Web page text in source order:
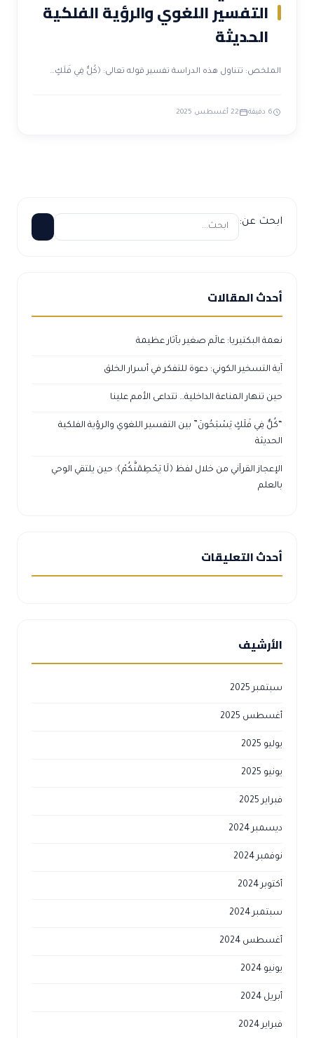
التفسير اللغوي والرؤية الفلكية
الحديثة
الملخص: تتناول هذه الدراسة تفسير قوله تعالى: ﴿كُلٌّ فِي فَلَكٍ…
6 دقيقة 22 أغسطس 2025
ابحث عن:
أحدث المقالات
نعمة البكتيريا: عالَم صغير بآثار عظيمة
آية التسخير الكوني: دعوة للتفكر في أسرار الخلق
حين تنهار المناعة الداخلية… تتداعى الأمم علينا
“كُلٌّ فِي فَلَكٍ يَسْبَحُونَ” بين التفسير اللغوي والرؤية الفلكية
الحديثة
الإعجاز القرآني من خلال لفظ ﴿لَا يَحْطِمَنَّكُمْ﴾: حين يلتقي الوحي
بالعلم
أحدث التعليقات
الأرشيف
سبتمبر 2025
أغسطس 2025
يوليو 2025
يونيو 2025
فبراير 2025
ديسمبر 2024
نوفمبر 2024
أكتوبر 2024
سبتمبر 2024
أغسطس 2024
يونيو 2024
أبريل 2024
فبراير 2024